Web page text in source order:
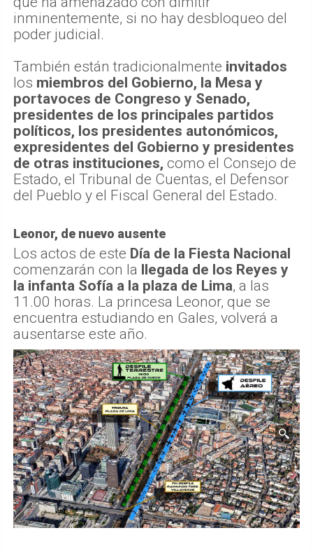
inminentemente, si no hay desbloqueo del
poder judicial.
También están tradicionalmente invitados
los miembros del Gobierno, la Mesa y
portavoces de Congreso y Senado,
presidentes de los principales partidos
políticos, los presidentes autonómicos,
expresidentes del Gobierno y presidentes
de otras instituciones, como el Consejo de
Estado, el Tribunal de Cuentas, el Defensor
del Pueblo y el Fiscal General del Estado.
Leonor, de nuevo ausente
Los actos de este Día de la Fiesta Nacional
comenzarán con la llegada de los Reyes y
la infanta Sofía a la plaza de Lima, a las
11.00 horas. La princesa Leonor, que se
encuentra estudiando en Gales, volverá a
ausentarse este año.